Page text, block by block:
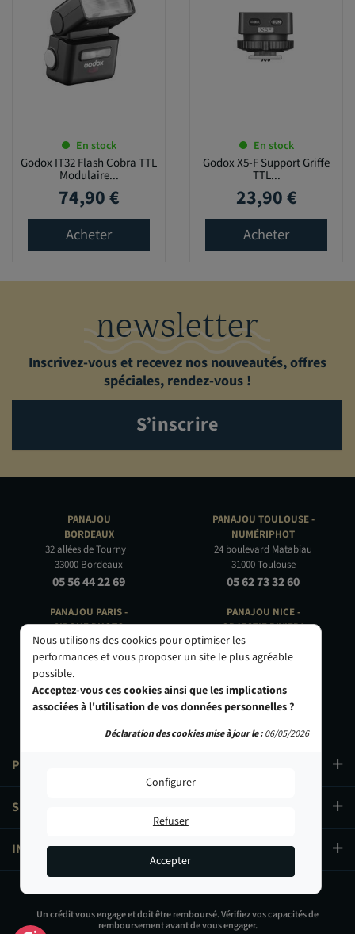
23,90 €
En stock
Godox IT32 Flash Cobra TTL
Modulaire...
Prix
74,90 €
Acheter
En stock
Godox X5-F Support Griffe
TTL...
Prix
23,90 €
Acheter
newsletter
Inscrivez-vous et recevez nos nouveautés, offres
spéciales, rendez-vous !
S’inscrire
PANAJOU
BORDEAUX
32 allées de Tourny
33000 Bordeaux
05 56 44 22 69
PANAJOU PARIS -
CIRQUE PHOTO
9, bd des Filles-du-Calvaire
75003 Paris
01 40 29 91 91
PRODUITS
SERVICES
INFORMATIONS
PANAJOU TOULOUSE -
NUMÉRIPHOT
24 boulevard Matabiau
31000 Toulouse
05 62 73 32 60
PANAJOU NICE -
OBJECTIF RIVIERA
24 Rue de l'Hôtel des Postes
06000 Nice
Un crédit vous engage et doit être remboursé. Vérifiez vos capacités de
remboursement avant de vous engager.
Nous utilisons des cookies pour optimiser les
performances et vous proposer un site le plus agréable
possible.
Acceptez-vous ces cookies ainsi que les implications
associées à l'utilisation de vos données personnelles ?
Configurer
Refuser
Accepter
Déclaration des cookies mise à jour le :06/05/2026